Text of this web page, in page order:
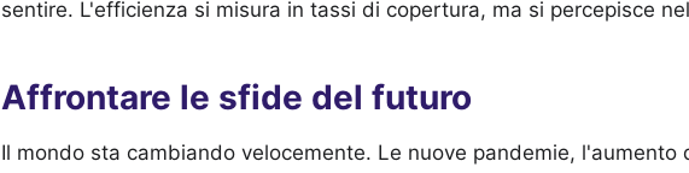
sentire. L'efficienza si misura in tassi di copertura, ma si percepisce
Affrontare le sfide del futuro
Il mondo sta cambiando velocemente. Le nuove pandemie, l'aumento